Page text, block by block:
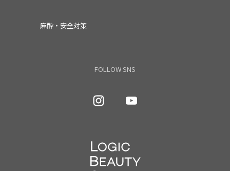
麻酔・安全対策
FOLLOW SNS